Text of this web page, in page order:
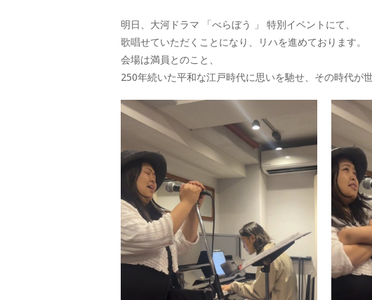
明日、大河ドラマ 「べらぼう 」 特別イベントにて、
歌唱せていただくことになり、リハを進めております。
会場は満員とのこと、
250年続いた平和な江戸時代に思いを馳せ、その時代が